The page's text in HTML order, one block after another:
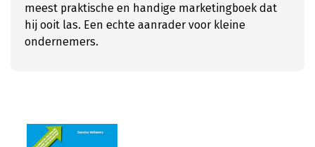
meest praktische en handige marketingboek dat
hij ooit las. Een echte aanrader voor kleine
ondernemers.